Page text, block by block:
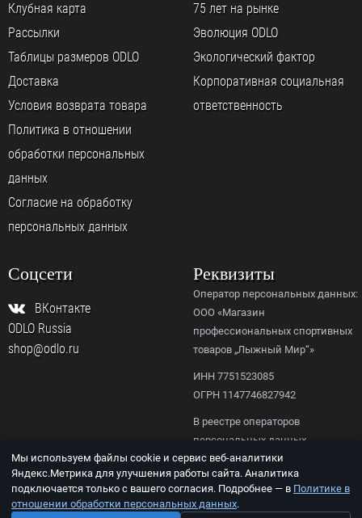
Клубная карта
Рассылки
Таблицы размеров ODLO
Доставка
Условия возврата товара
Политика в отношении
обработки персональных
данных
Согласие на обработку
персональных данных
75 лет на рынке
Эволюция ODLO
Экологический фактор
Корпоративная социальная
ответственность
Соцсети
ВКонтакте
ODLO Russia
shop@odlo.ru
Реквизиты
Оператор персональных данных:
ООО «Магазин
профессиональных спортивных
товаров „Лыжный Мир“»
ИНН 7751523085
ОГРН 1147746827942
В реестре операторов
персональных данных
Роскомнадзора,
рег. № 77-23-156092.
Мы используем файлы cookie и сервис веб-аналитики
Яндекс.Метрика для улучшения работы сайта. Аналитика
подключается только с вашего согласия. Подробнее — в Политике в
отношении обработки персональных данных.